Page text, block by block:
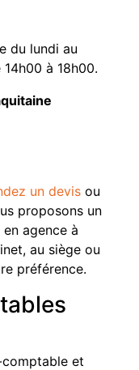
du lundi au
à 18h00.
un devis ou
proposons un
agence à
au siège ou
préférence.
et